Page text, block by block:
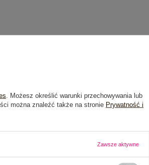
. Możesz określić warunki przechowywania lub
można znaleźć także na stronie Prywatność i
Zawsze aktywne